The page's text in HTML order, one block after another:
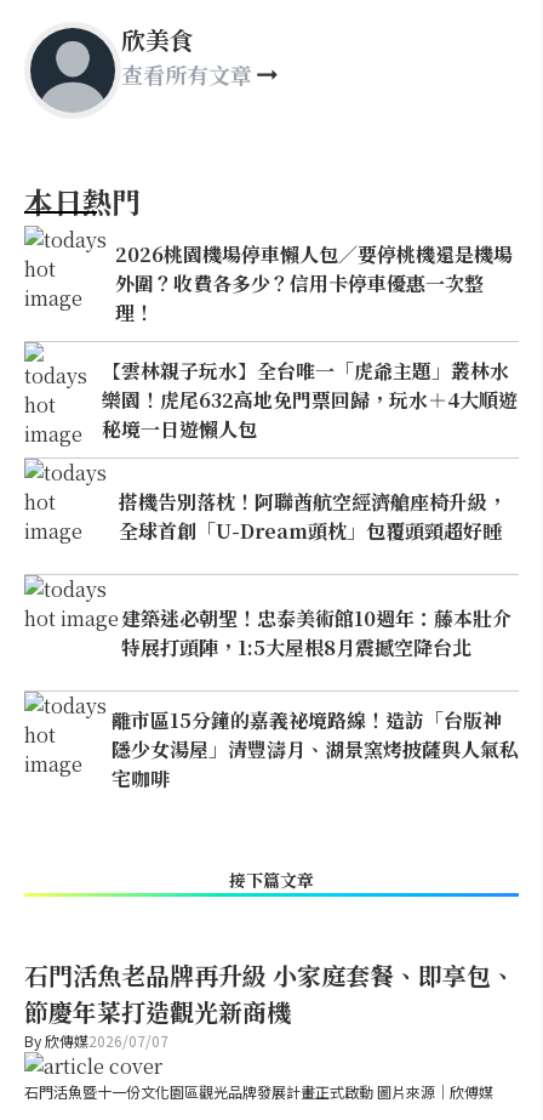
欣美食
查看所有文章
本日熱門
2026桃園機場停車懶人包／要停桃機還是機場
外圍？收費各多少？信用卡停車優惠一次整
理！
【雲林親子玩水】全台唯一「虎爺主題」叢林水
樂園！虎尾632高地免門票回歸，玩水＋4大順遊
秘境一日遊懶人包
搭機告別落枕！阿聯酋航空經濟艙座椅升級，
全球首創「U-Dream頭枕」包覆頭頸超好睡
建築迷必朝聖！忠泰美術館10週年：藤本壯介
特展打頭陣，1:5大屋根8月震撼空降台北
離市區15分鐘的嘉義祕境路線！造訪「台版神
隱少女湯屋」清豐濤月、湖景窯烤披薩與人氣私
宅咖啡
接下篇文章
石門活魚老品牌再升級 小家庭套餐、即享包、
節慶年菜打造觀光新商機
By欣傳媒2026/07/07
石門活魚暨十一份文化園區觀光品牌發展計畫正式啟動 圖片來源｜欣傅媒